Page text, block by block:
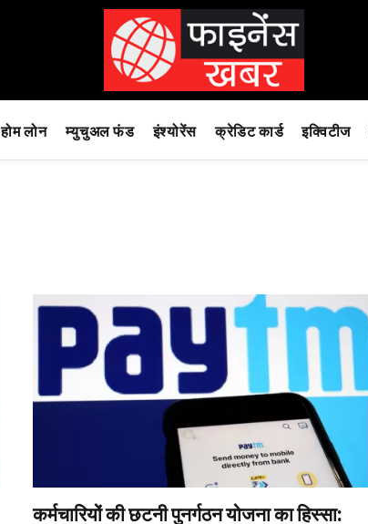
होम लोन म्युचुअल फंड इंश्योरेंस क्रेडिट कार्ड इक्विटीज
कर्मचारियों की छटनी पुनर्गठन योजना का हिस्सा: